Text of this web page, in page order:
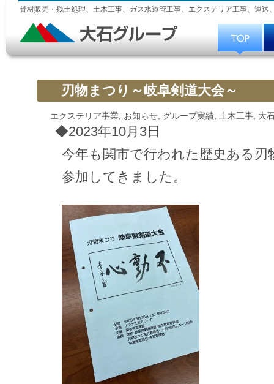
骨材販売・残土処理、土木工事、ガス水道管工事、エクステリア工事、運送
刃物まつり～岐阜剣道大会～
エクステリア事業 お知らせ グループ実績 土木工事 大
◆2023年10月3日
今年も関市で行われた歴史ある刃
参加してきました。